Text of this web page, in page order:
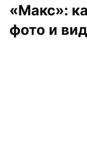
«Макс»:
фото и